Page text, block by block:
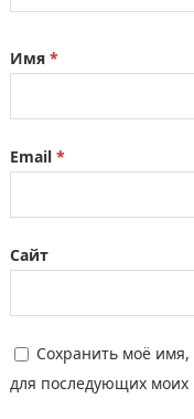
Имя *
Email *
Сайт
Сохранить моё имя,
для последующих моих